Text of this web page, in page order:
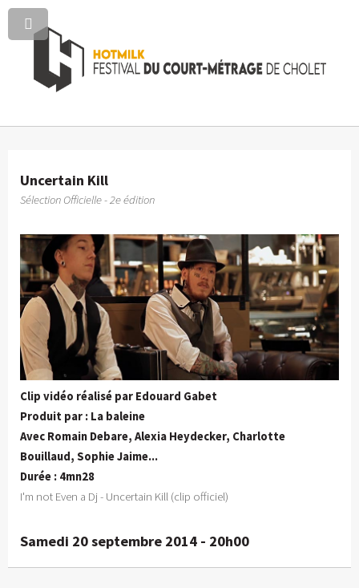
Uncertain Kill
Sélection Officielle - 2e édition
Clip vidéo réalisé par Edouard Gabet
Produit par : La baleine
Avec Romain Debare, Alexia Heydecker, Charlotte
Bouillaud, Sophie Jaime...
Durée : 4mn28
I'm not Even a Dj - Uncertain Kill (clip officiel)
Samedi 20 septembre 2014 - 20h00